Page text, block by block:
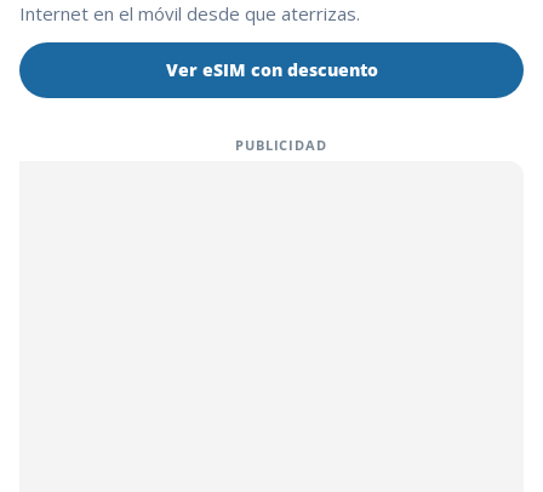
Internet en el móvil desde que aterrizas.
Ver eSIM con descuento
PUBLICIDAD